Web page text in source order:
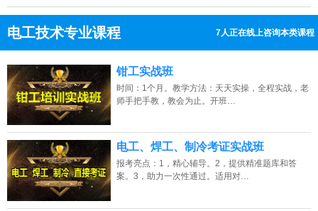
电工技术专业课程 14人正在线上咨询本类课程
点击免费咨询电话：13807313137
钳工实战班
时间：1个月。教学方法：天天实操，全程实战，老
师手把手教，教会为止。开班…
电工、焊工、制冷考证实战班
报考亮点：1，精心辅导。2，提供精准题库和答
案。3，助力一次性通过。适用对…